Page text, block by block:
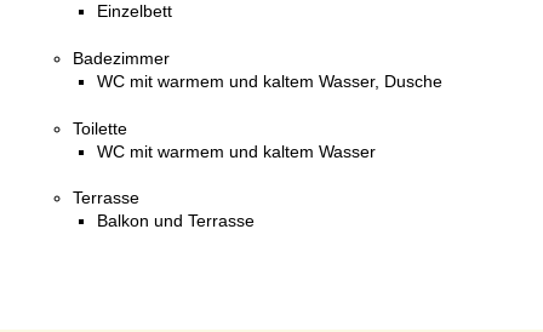
Einzelbett
Badezimmer
WC mit warmem und kaltem Wasser, Dusche
Toilette
WC mit warmem und kaltem Wasser
Terrasse
Balkon und Terrasse